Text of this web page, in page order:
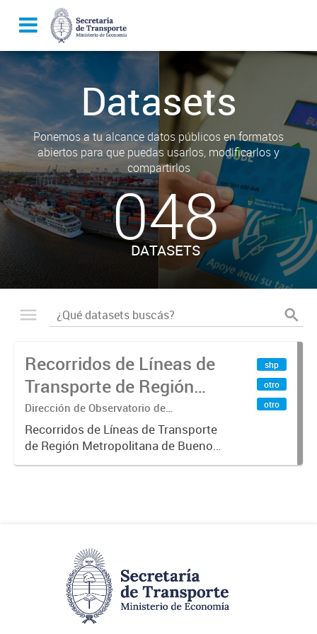
Datasets
Ponemos a tu alcance datos públicos en formatos
abiertos para que puedas usarlos, modificarlos y
compartirlos
048
DATASETS
Recorridos de Líneas de
Transporte de Región
Metropolitana de
Buenos Aires (RMBA)
Dirección de Observatorio de
Transporte, Estudio y Sistemas
Recorridos de Líneas de Transporte
de Región Metropolitana de Buenos
Aires (RMBA).-
shp
otro
otro